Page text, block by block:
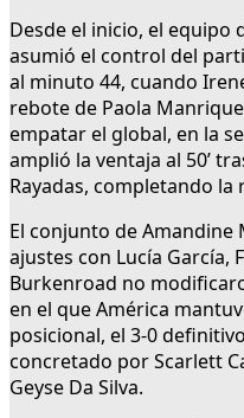
Desde el inicio, el equipo
asumió el control del
al minuto 44, cuando
rebote de Paola
empatar el global, en la
amplió la ventaja al 50’
Rayadas, completando la
El conjunto de Amandine
ajustes con Lucía García,
Burkenroad no
en el que América
posicional, el 3-0
concretado por Scarlett
Geyse Da Silva.